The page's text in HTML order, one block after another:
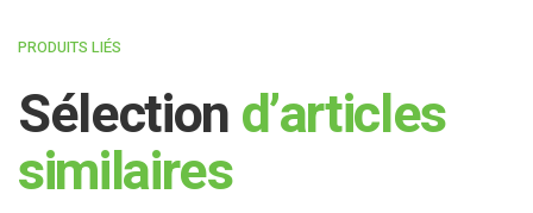
PRODUITS LIÉS
Sélectiond’articles
similaires